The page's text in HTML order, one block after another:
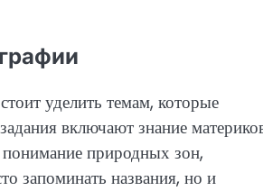
уделить темам, которые
включают знание
понимание природных зон,
запоминать названия, но и